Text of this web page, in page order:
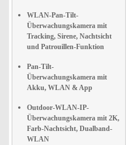
WLAN-Pan-Tilt-
Überwachungskamera mit
Tracking, Sirene, Nachtsicht
und Patrouillen-Funktion
Pan-Tilt-
Überwachungskamera mit
Akku, WLAN & App
Outdoor-WLAN-IP-
Überwachungskamera mit 2K,
Farb-Nachtsicht, Dualband-
WLAN